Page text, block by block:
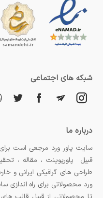
شبکه های اجتماعی
درباره ما
سایت پاور ورد مرجعی است برای
قبیل پاورپوینت ، مقاله ،
طراحی های گرافیکی ایرانی و
ورد محصولاتی برای راه